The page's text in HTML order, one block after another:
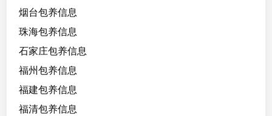
烟台包养信息
珠海包养信息
石家庄包养信息
福州包养信息
福建包养信息
福清包养信息